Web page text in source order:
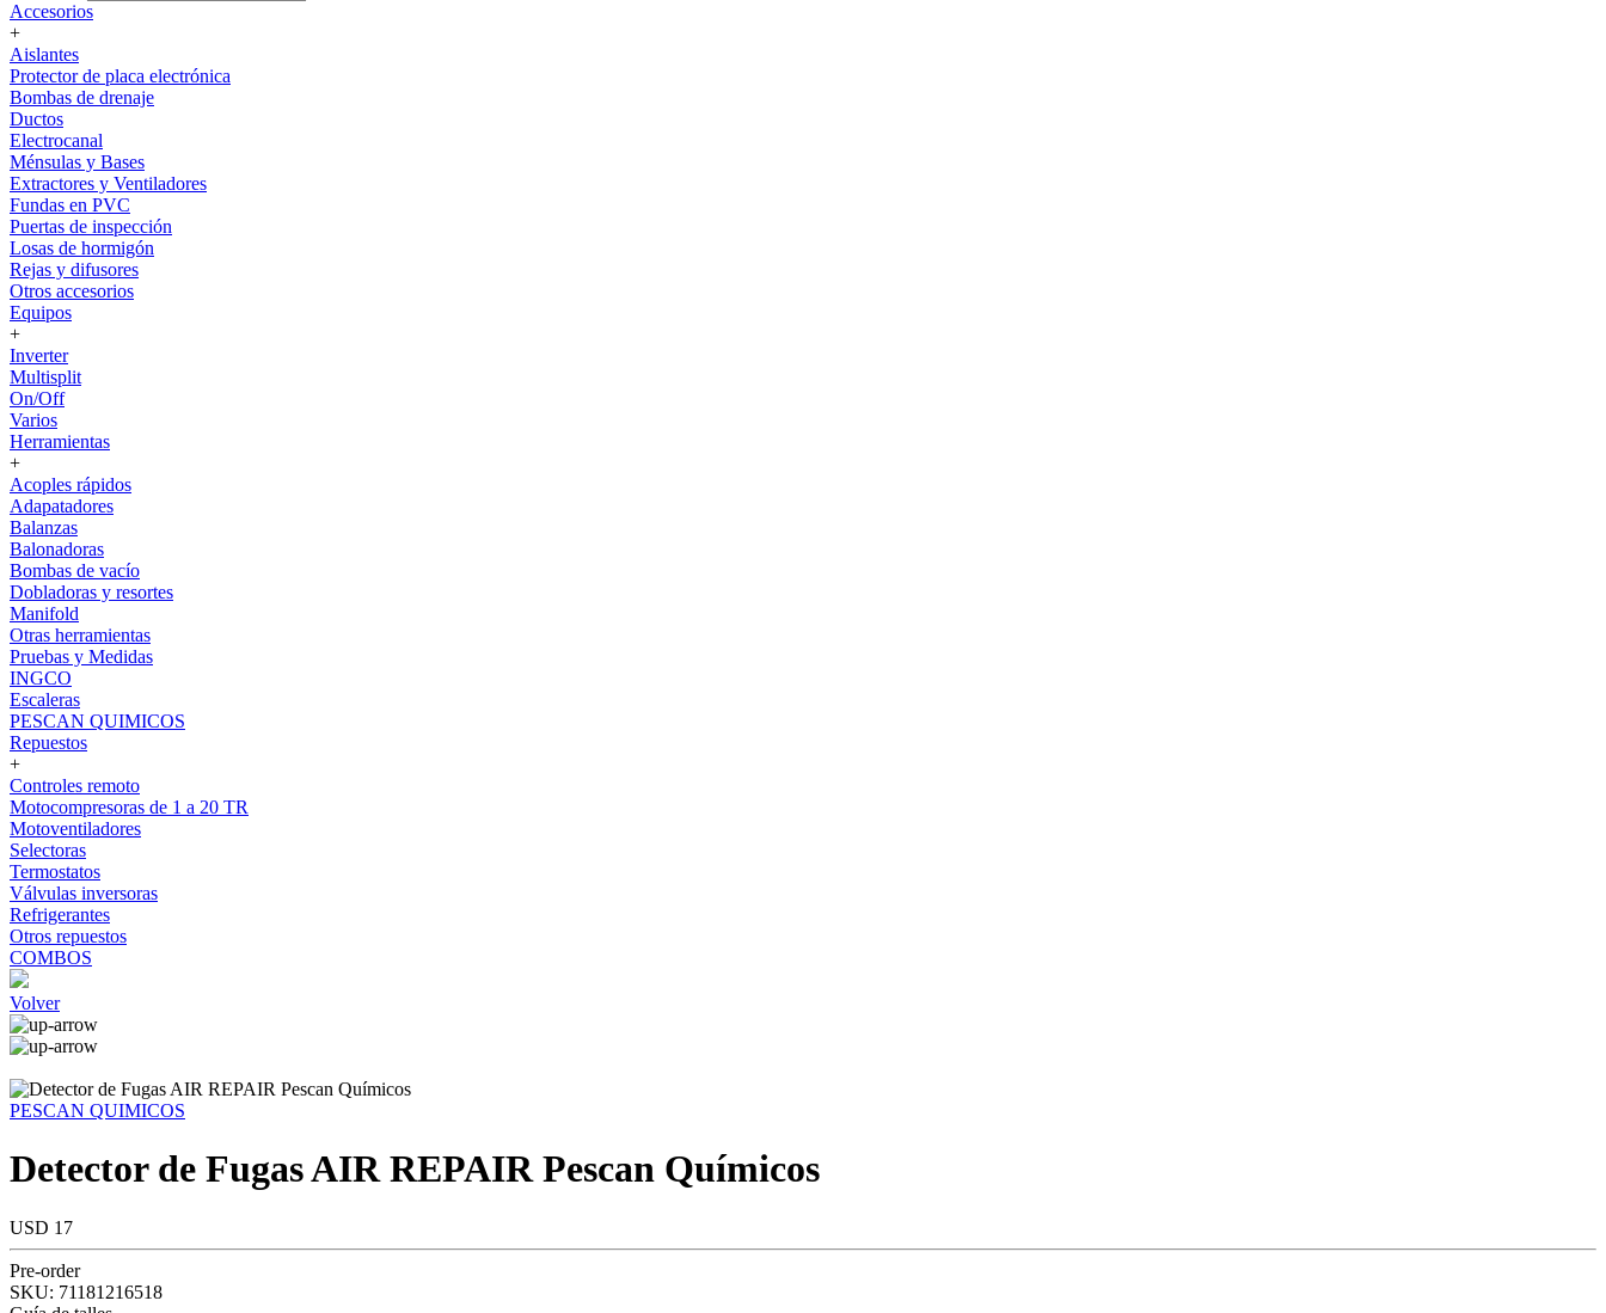
Accesorios
+
Aislantes
Protector de placa electrónica
Bombas de drenaje
Ductos
Electrocanal
Ménsulas y Bases
Extractores y Ventiladores
Fundas en PVC
Puertas de inspección
Losas de hormigón
Rejas y difusores
Otros accesorios
Equipos
+
Inverter
Multisplit
On/Off
Varios
Herramientas
+
Acoples rápidos
Adapatadores
Balanzas
Balonadoras
Bombas de vacío
Dobladoras y resortes
Manifold
Otras herramientas
Pruebas y Medidas
INGCO
Escaleras
PESCAN QUIMICOS
Repuestos
+
Controles remoto
Motocompresoras de 1 a 20 TR
Motoventiladores
Selectoras
Termostatos
Válvulas inversoras
Refrigerantes
Otros repuestos
COMBOS
Volver
PESCAN QUIMICOS
Detector de Fugas AIR REPAIR Pescan Químicos
USD 17
Pre-order
SKU: 71181216518